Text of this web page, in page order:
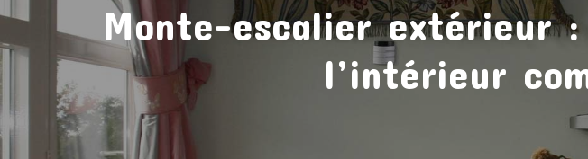
Monte-escalier extérieur
l’intérieur